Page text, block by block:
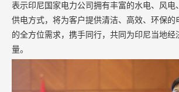
表示印尼国家电力公司拥有丰富的水电、风电
供电方式，将为客户提供清洁、高效、环保的
的全方位需求，携手同行，共同为印尼当地经
量。